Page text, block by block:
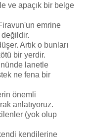
ve apaçık bir belge
emrine
Artık o bunları
bir yerdir.
lanetle
ne fena bir
önemli
anlatıyoruz.
(yok olup
kendilerine